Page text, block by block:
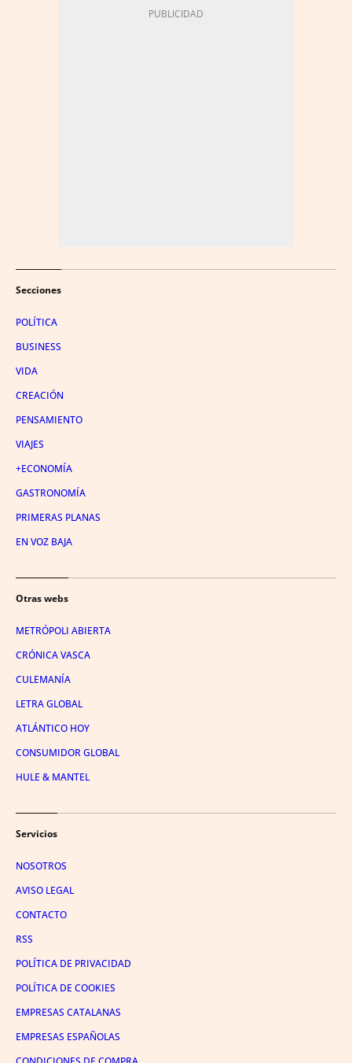
Secciones
POLÍTICA
BUSINESS
VIDA
CREACIÓN
PENSAMIENTO
VIAJES
+ECONOMÍA
GASTRONOMÍA
PRIMERAS PLANAS
EN VOZ BAJA
Otras webs
METRÓPOLI ABIERTA
CRÓNICA VASCA
CULEMANÍA
LETRA GLOBAL
ATLÁNTICO HOY
CONSUMIDOR GLOBAL
HULE & MANTEL
Servicios
NOSOTROS
AVISO LEGAL
CONTACTO
RSS
POLÍTICA DE PRIVACIDAD
POLÍTICA DE COOKIES
EMPRESAS CATALANAS
EMPRESAS ESPAÑOLAS